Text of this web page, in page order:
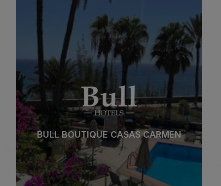
BULL BOUTIQUE CASAS CARMEN
BULL BOUTIQUE CASAS CARMEN
Spa
Ciudad Todo incluido
Solo adultos Familias